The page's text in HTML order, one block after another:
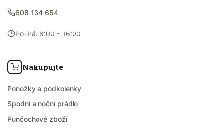
608 134 654
Po–Pá: 8:00 – 16:00
Nakupujte
Ponožky a podkolenky
Spodní a noční prádlo
Punčochové zboží